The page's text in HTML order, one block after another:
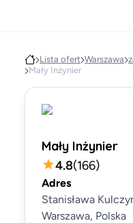
Lista ofert Warszawa
Mały Inżynier
Mały Inżynier
4.8(166)
Adres
Stanisława
Warszawa, Polska